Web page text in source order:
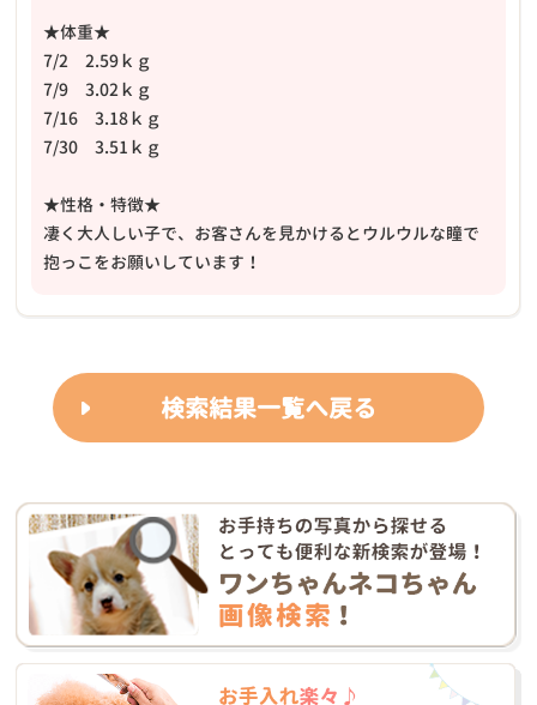
★体重★
7/2 2.59ｋｇ
7/9 3.02ｋｇ
7/16 3.18ｋｇ
7/30 3.51ｋｇ
★性格・特徴★
凄く大人しい子で、お客さんを見かけるとウルウルな瞳で
抱っこをお願いしています！
検索結果一覧へ戻る